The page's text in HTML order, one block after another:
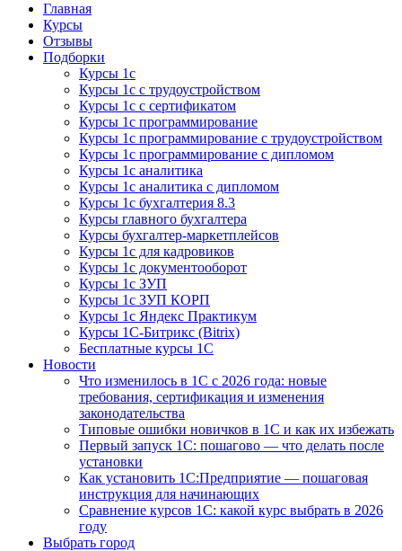
Курсы 1С
Курсы 1С официальная сертификация
Главная
Курсы
Отзывы
Подборки
Курсы 1с
Курсы 1с с трудоустройством
Курсы 1с с сертификатом
Курсы 1с программирование
Курсы 1с программирование с трудоустройством
Курсы 1с программирование с дипломом
Курсы 1с аналитика
Курсы 1с аналитика с дипломом
Курсы 1с бухгалтерия 8.3
Курсы главного бухгалтера
Курсы бухгалтер-маркетплейсов
Курсы 1с для кадровиков
Курсы 1с документооборот
Курсы 1с ЗУП
Курсы 1с ЗУП КОРП
Курсы 1с Яндекс Практикум
Курсы 1С-Битрикс (Bitrix)
Бесплатные курсы 1С
Новости
Что изменилось в 1С с 2026 года: новые
требования, сертификация и изменения
законодательства
Типовые ошибки новичков в 1С и как их избежать
Первый запуск 1С: пошагово — что делать после
установки
Как установить 1С:Предприятие — пошаговая
инструкция для начинающих
Сравнение курсов 1С: какой курс выбрать в 2026
году
Выбрать город